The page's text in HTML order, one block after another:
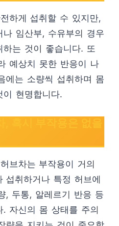
하게 섭취할 수 있지만,
임산부, 수유부의 경우
는 것이 좋습니다. 또
예상치 못한 반응이 나
에는 소량씩 섭취하며 몸
현명합니다.
브차는 부작용이 거의
섭취하거나 특정 허브에
, 두통, 알레르기 반응 등
자신의 몸 상태를 주의